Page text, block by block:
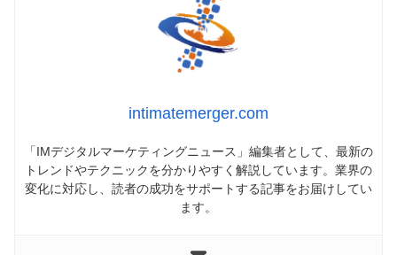
intimatemerger.com
「IMデジタルマーケティングニュース」編集者として、最新の
トレンドやテクニックを分かりやすく解説しています。業界の
変化に対応し、読者の成功をサポートする記事をお届けしてい
ます。